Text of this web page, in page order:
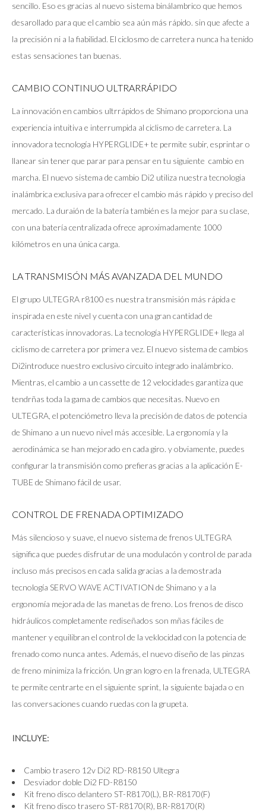
sencillo. Eso es gracias al nuevo sistema binálambrico que hemos
desarollado para que el cambio sea aún más rápido. sin que afecte a
la precisión ni a la fiabilidad. El ciclosmo de carretera nunca ha tenido
estas sensaciones tan buenas.
CAMBIO CONTINUO ULTRARRÁPIDO
La innovación en cambios ultrrápidos de Shimano proporciona una
experiencia intuitiva e interrumpida al ciclismo de carretera. La
innovadora tecnología HYPERGLIDE+ te permite subir, esprintar o
llanear sin tener que parar para pensar en tu siguiente cambio en
marcha. El nuevo sistema de cambio Di2 utiliza nuestra tecnologia
inalámbrica exclusiva para ofrecer el cambio más rápido y preciso del
mercado. La duraión de la batería también es la mejor para su clase,
con una batería centralizada ofrece aproximadamente 1000
kilómetros en una única carga.
LA TRANSMISÓN MÁS AVANZADA DEL MUNDO
El grupo ULTEGRA r8100 es nuestra transmisión más rápida e
inspirada en este nivel y cuenta con una gran cantidad de
características innovadoras. La tecnología HYPERGLIDE+ llega al
ciclismo de carretera por primera vez. El nuevo sistema de cambios
Di2introduce nuestro exclusivo circuito integrado inalámbrico.
Mientras, el cambio a un cassette de 12 velocidades garantiza que
tendrñas toda la gama de cambios que necesitas. Nuevo en
ULTEGRA, el potenciómetro lleva la precisión de datos de potencia
de Shimano a un nuevo nivel más accesible. La ergonomía y la
aerodinámica se han mejorado en cada giro. y obviamente, puedes
configurar la transmisión como prefieras gracias a la aplicación E-
TUBE de Shimano fácil de usar.
CONTROL DE FRENADA OPTIMIZADO
Más silencioso y suave, el nuevo sistema de frenos ULTEGRA
significa que puedes disfrutar de una modulacón y control de parada
incluso más precisos en cada salida gracias a la demostrada
tecnología SERVO WAVE ACTIVATION de Shimano y a la
ergonomía mejorada de las manetas de freno. Los frenos de disco
hidráulicos completamente rediseñados son mñas fáciles de
mantener y equilibran el control de la veklocidad con la potencia de
frenado como nunca antes. Además, el nuevo diseño de las pinzas
de freno minimiza la fricción. Un gran logro en la frenada, ULTEGRA
te permite centrarte en el siguiente sprint, la siguiente bajada o en
las conversaciones cuando ruedas con la grupeta.
INCLUYE:
Cambio trasero 12v Di2 RD-R8150 Ultegra
Desviador doble Di2 FD-R8150
Kit freno disco delantero ST-R8170(L), BR-R8170(F)
Kit freno disco trasero ST-R8170(R), BR-R8170(R)